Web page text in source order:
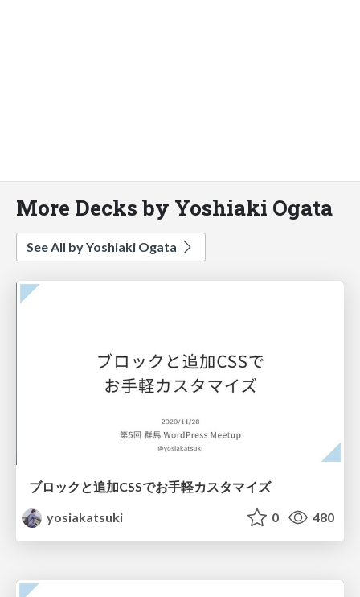
More Decks by Yoshiaki Ogata
See All by Yoshiaki Ogata
ブロックと追加CSSでお手軽カスタマイズ
yosiakatsuki
0 480